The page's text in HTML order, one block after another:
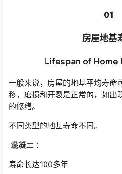
01
房屋地基
Lifespan of Home
一般来说，房屋的地基平均寿命
移，磨损和开裂是正常的，如出
的修缮。
不同类型的地基寿命不同。
混凝土 ：
寿命长达100多年